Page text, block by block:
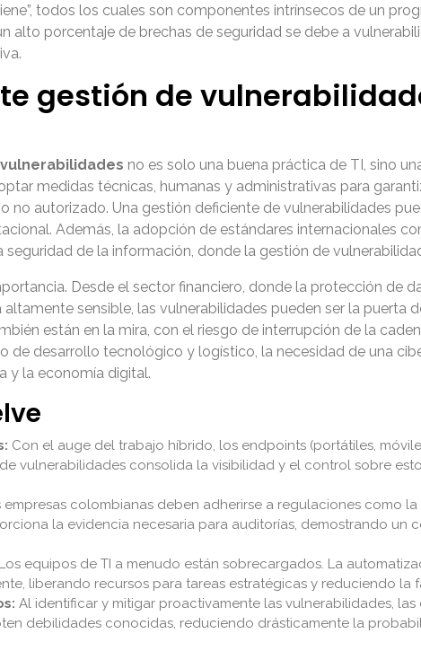
todos los cuales son componentes intrínsecos de un
alto porcentaje de brechas de seguridad se debe a
gestión de
no es solo una buena práctica de TI, sino
medidas técnicas, humanas y administrativas para
no autorizado. Una gestión deficiente de vulnerabilidades
Además, la adopción de estándares internacionales
de la información, donde la gestión de
Desde el sector financiero, donde la protección de
sensible, las vulnerabilidades pueden ser la puerta
están en la mira, con el riesgo de interrupción de la
de desarrollo tecnológico y logístico, la necesidad de una
y la economía digital.
Con el auge del trabajo híbrido, los endpoints (portátiles,
vulnerabilidades consolida la visibilidad y el control sobre
empresas colombianas deben adherirse a regulaciones como la
la evidencia necesaria para auditorías, demostrando un
Los equipos de TI a menudo están sobrecargados. La
liberando recursos para tareas estratégicas y reduciendo la
Al identificar y mitigar proactivamente las vulnerabilidades,
debilidades conocidas, reduciendo drásticamente la